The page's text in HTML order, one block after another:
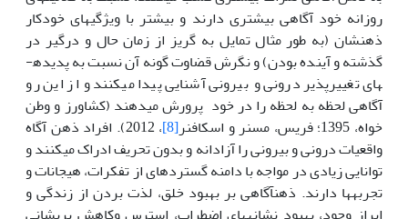
روزانه خود آگاهی بیشتری دارند و بیشتر با ویژگی­های خودکار
ذهنشان (به طور مثال تمایل به گریز از زمان حال و درگیر در
گذشته و آینده بودن) و نگرش قضاوت گونه آن نسبت به پدیده­
های تغییرپذیر درونی و بیرونی آشنایی پیدا می­کنند و از این رو
آگاهی لحظه به لحظه را در خود پرورش می­دهند (کشاورز و وطن
خواه، 1395؛ فریس، مسنر و اسکافنر
[8]
، 2012). افراد ذهن آگاه
واقعیات درونی و بیرونی را آزادانه و بدون تحریف ادراک می­کنند و
توانایی زیادی در مواجه با دامنه گسترده­ای از تفکرات، هیجانات و
تجربه­ها دارند. ذهن­آگاهی بر بهبود خلق، لذت بردن از زندگی و